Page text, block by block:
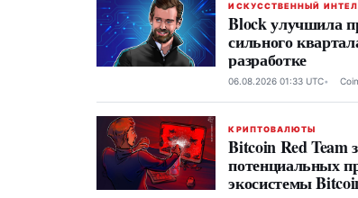
ИСКУССТВЕННЫЙ
Block улучшила
сильного
разработке
06.08.2026 01:33 UTC
КРИПТОВАЛЮТЫ
Bitcoin Red Team
потенциальных
экосистемы